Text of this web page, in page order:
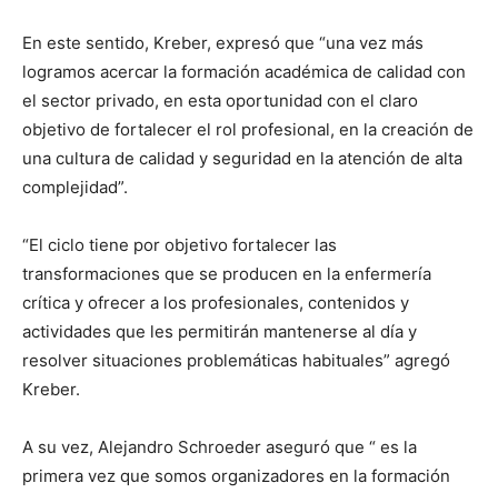
En este sentido, Kreber, expresó que “una vez más
logramos acercar la formación académica de calidad con
el sector privado, en esta oportunidad con el claro
objetivo de fortalecer el rol profesional, en la creación de
una cultura de calidad y seguridad en la atención de alta
complejidad”.
“El ciclo tiene por objetivo fortalecer las
transformaciones que se producen en la enfermería
crítica y ofrecer a los profesionales, contenidos y
actividades que les permitirán mantenerse al día y
resolver situaciones problemáticas habituales” agregó
Kreber.
A su vez, Alejandro Schroeder aseguró que “ es la
primera vez que somos organizadores en la formación